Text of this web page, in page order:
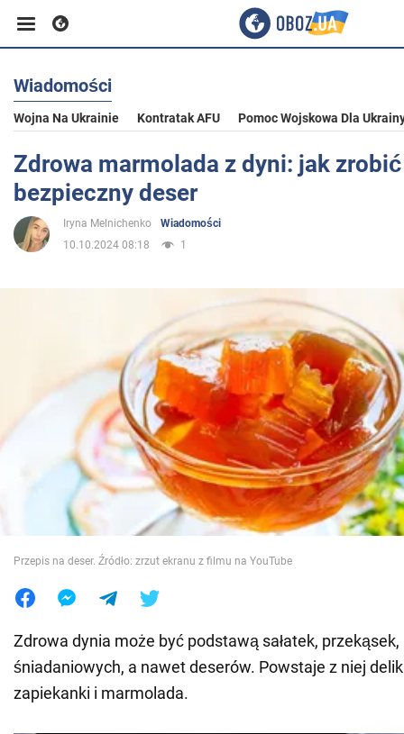
Biznes
Sport
Rozrywka
Społeczeństwo
Wojna na Ukrainie
Jedzenie
Wiadomości
Wojna Na Ukrainie Kontratak AFU Pomoc Wojskowa Dla
Zdrowa marmolada z dyni: jak
bezpieczny deser
Iryna Melnichenko
Wiadomości
10.10.2024 08:18
1
Przepis na deser. Źródło: zrzut ekranu z filmu na YouTube
Zdrowa dynia może być podstawą sałatek, przekąsek,
śniadaniowych, a nawet deserów. Powstaje z niej
zapiekanki i marmolada.